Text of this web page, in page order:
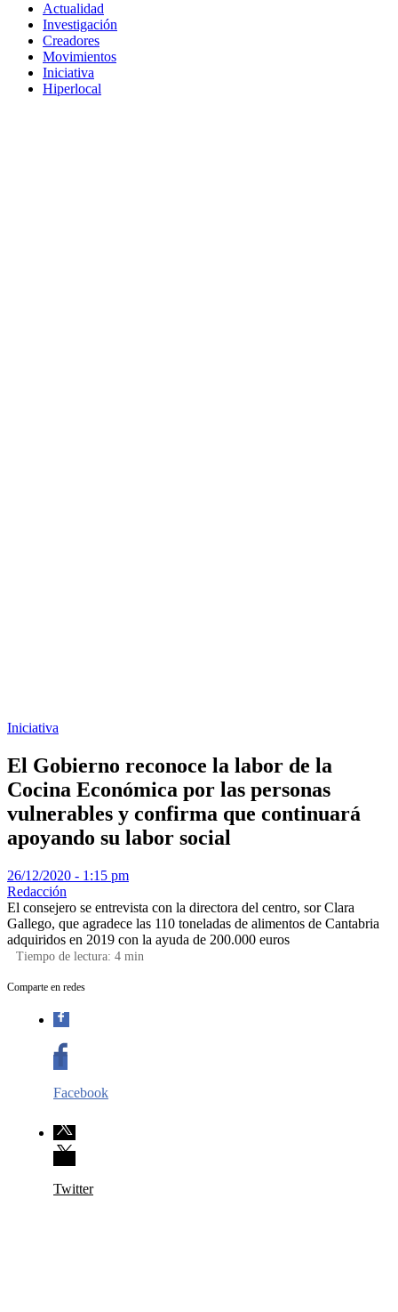
Actualidad
Investigación
Creadores
Movimientos
Iniciativa
Hiperlocal
Iniciativa
El Gobierno reconoce la labor de la
Cocina Económica por las personas
vulnerables y confirma que continuará
apoyando su labor social
26/12/2020 - 1:15 pm
Redacción
El consejero se entrevista con la directora del centro, sor Clara
Gallego, que agradece las 110 toneladas de alimentos de Cantabria
adquiridos en 2019 con la ayuda de 200.000 euros
Tiempo de lectura: 4 min
Comparte en redes
Facebook
Twitter